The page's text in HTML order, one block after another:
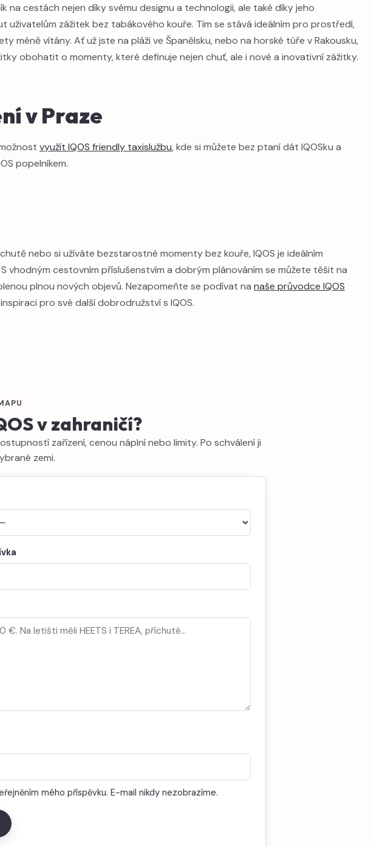
na cestách nejen díky svému designu a technologii, ale také díky jeho
zážitek bez tabákového kouře. Tím se stává ideálním pro prostředí,
méně vítány. Ať už jste na pláži ve Španělsku, nebo na horské túře v Rakousku,
obohatit o momenty, které definuje nejen chuť, ale i nové a inovativní zážitky.
v Praze
využít IQOS friendly taxislužbu, kde si můžete bez ptaní dát IQOSku a
popelníkem.
nebo si užíváte bezstarostné momenty bez kouře, IQOS je ideálním
vhodným cestovním příslušenstvím a dobrým plánováním se můžete těšit na
plnou nových objevů. Nezapomeňte se podívat na naše průvodce IQOS
pro své další dobrodružství s IQOS.
v zahraničí?
zařízení, cenou náplní nebo limity. Po schválení ji
zemi.
mého příspěvku. E-mail nikdy nezobrazíme.